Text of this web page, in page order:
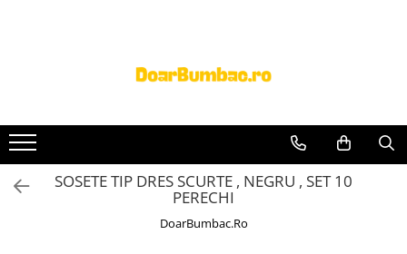
SET 5 Prosoape 100% Bumbac
SOSETE TIP DRES SCURTE , NEGRU , SET 10
PERECHI
DoarBumbac.Ro